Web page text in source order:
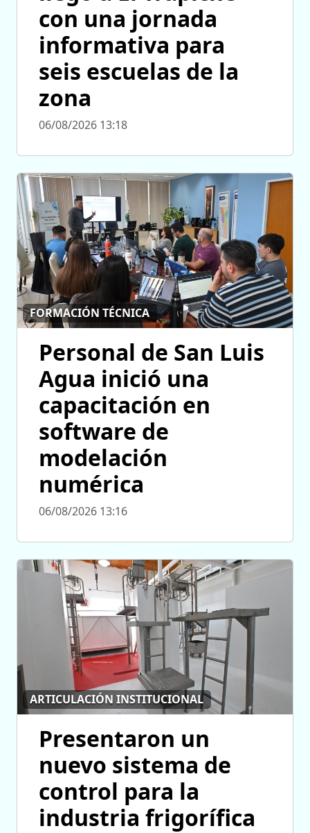
con una jornada
informativa para
seis escuelas de la
zona
06/08/2026 13:18
FORMACIÓN TÉCNICA
Personal de San Luis
Agua inició una
capacitación en
software de
modelación
numérica
06/08/2026 13:16
ARTICULACIÓN INSTITUCIONAL
Presentaron un
nuevo sistema de
control para la
industria frigorífica